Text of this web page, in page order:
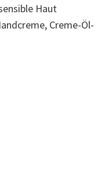
Haut
Creme-Öl-